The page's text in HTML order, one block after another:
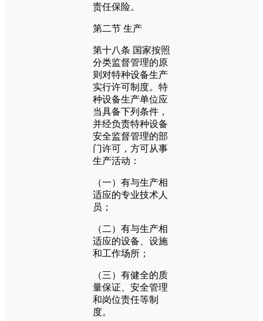
责任保险。
第二节 生产
第十八条 国家按照
分类监督管理的原
则对特种设备生产
实行许可制度。特
种设备生产单位应
当具备下列条件，
并经负责特种设备
安全监督管理的部
门许可，方可从事
生产活动：
（一）有与生产相
适应的专业技术人
员；
（二）有与生产相
适应的设备、设施
和工作场所；
（三）有健全的质
量保证、安全管理
和岗位责任等制
度。